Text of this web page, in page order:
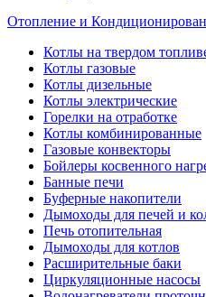
Отопление и
Котлы на твердом
Котлы газовые
Котлы дизельные
Котлы электрические
Горелки на отработке
Котлы комбинированные
Газовые конвекторы
Бойлеры косвенного
Банные печи
Буферные накопители
Дымоходы для печей и
Печь отопительная
Дымоходы для котлов
Расширительные баки
Циркуляционные насосы